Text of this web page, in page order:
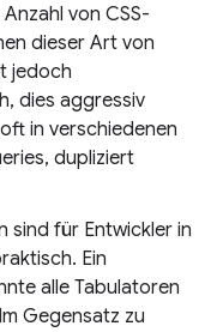
von CSS-
dieser Art von
jedoch
dies aggressiv
in verschiedenen
dupliziert
sind für Entwickler in
Ein
alle Tabulatoren
Gegensatz zu